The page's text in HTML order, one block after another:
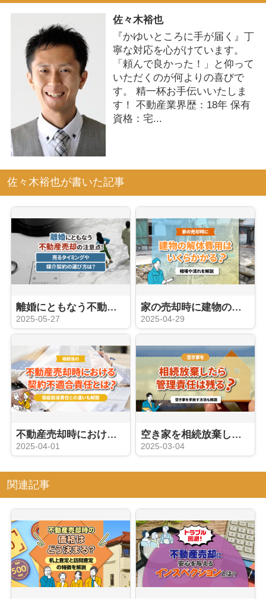
佐々木裕也
『かゆいところに手が届く』丁
寧な対応を心がけています。
「頼んで良かった！」と仰って
いただくのが何よりの喜びで
す。 精一杯お手伝いいたしま
す！ 不動産業界歴：18年 保有
資格：宅...
佐々木裕也が書いた記事
離婚にともなう不動産売却の注意点！売るタイミングや媒介契約の選び方は？
2025-05-27
家の売却時に建物の解体費用はいくらかかる？相場や流れを解説
2025-04-29
不動産売却時における契約不適合責任とは？瑕疵担保責任との違いも解説
2025-04-01
空き家を相続放棄したら管理責任は残る？空き家を手放す方法も解説
2025-03-04
関連記事